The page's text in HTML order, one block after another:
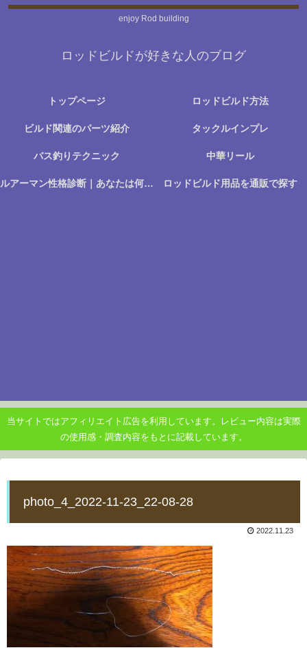
enjoy Rod building
ロッドビルドが好きな人のブログ
トップページ ロッドビルド方法
ビルド関連のパーツ紹介 タックルインプレ
バス釣りテクニック 中華リール
ルアーマン性格診断｜あなたは何に楽しさを感じる釣り人か？ ロッドビルド用品を通販で探す
当サイトではアフィリエイト広告を利用しています。レビュー内容は実際
の使用感・調査内容をもとに記載しています。
photo_4_2022-11-23_22-08-28
2022.11.23